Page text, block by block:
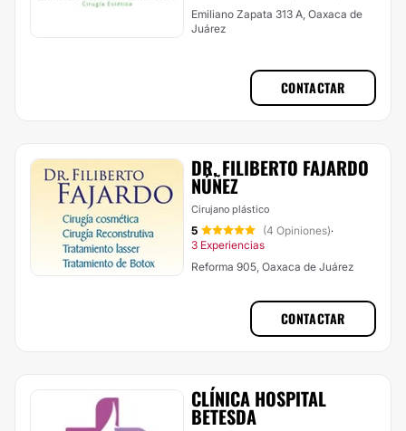
Emiliano Zapata 313 A, Oaxaca de
Juárez
CONTACTAR
DR. FILIBERTO FAJARDO
NÚÑEZ
Cirujano plástico
5 (4 Opiniones)·
3 Experiencias
Reforma 905, Oaxaca de Juárez
CONTACTAR
CLÍNICA HOSPITAL
BETESDA